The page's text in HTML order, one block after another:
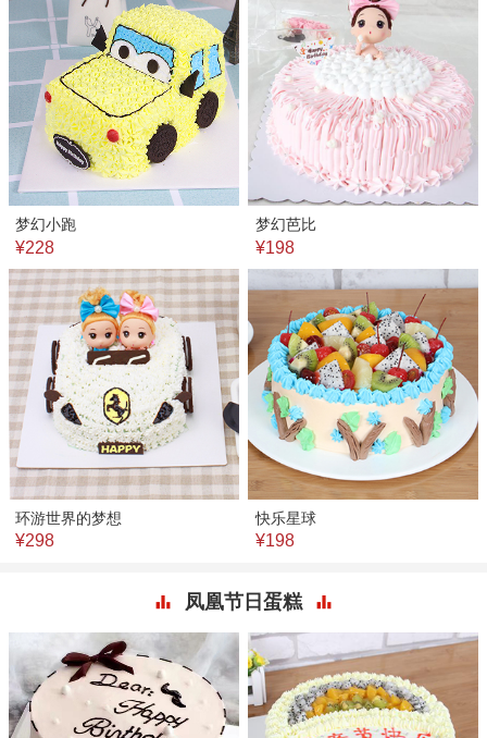
梦幻小跑
¥228
梦幻芭比
¥198
环游世界的梦想
¥298
快乐星球
¥198
凤凰节日蛋糕